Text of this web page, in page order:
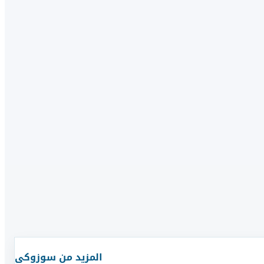
المزيد من سوزوكى
قارن